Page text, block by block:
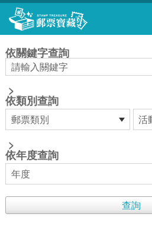
跳到主要內容區塊
依關鍵字查詢
>
依類別查詢
>
依年度查詢